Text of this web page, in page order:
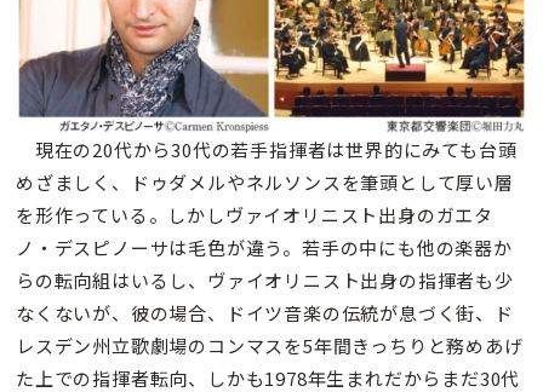
現在の20代から30代の若手指揮者は世界的にみても台頭
めざましく、ドゥダメルやネルソンスを筆頭として厚い層
を形作っている。しかしヴァイオリニスト出身のガエタ
ノ・デスピノーサは毛色が違う。若手の中にも他の楽器か
らの転向組はいるし、ヴァイオリニスト出身の指揮者も少
なくないが、彼の場合、ドイツ音楽の伝統が息づく街、ド
レスデン州立歌劇場のコンマスを5年間きっちりと務めあげ
た上での指揮者転向、しかも1978年生まれだからまだ30代